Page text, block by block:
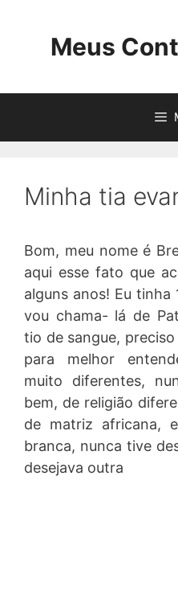
Meus
Minha tia
Bom, meu nome é
aqui esse fato que
alguns anos! Eu tinha
vou chama- lá de
tio de sangue,
para melhor
muito diferentes,
bem, de religião
de matriz africana,
branca, nunca tive
desejava outra